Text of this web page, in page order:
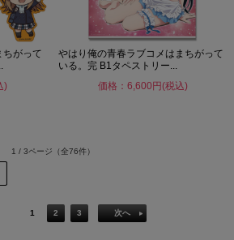
ちがって
)
やはり俺の青春ラブコメはまちがって
いる。完 B1タペストリー...
価格：6,600円(税込)
1 / 3ページ （全76件）
1 2 3 次へ